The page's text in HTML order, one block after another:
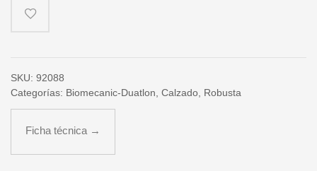
SKU: 92088
Categorías: Biomecanic-Duatlon Calzado Robusta
Ficha técnica →